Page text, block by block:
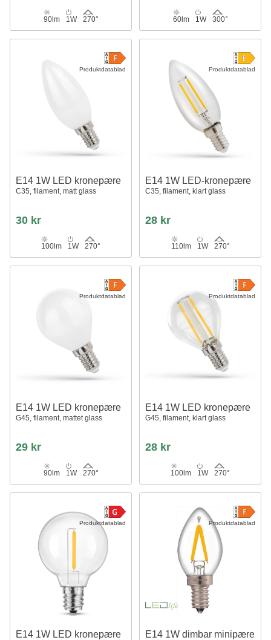
90lm 1W 270° 60lm 1W 300°
Produktdatablad
E14 1W LED kronepære
C35, filament, matt glass
30 kr
100lm 1W 270°
Produktdatablad
E14 1W LED-kronepære
C35, filament, klart glass
28 kr
110lm 1W 270°
Produktdatablad
E14 1W LED kronepære
G45, filament, mattet glass
29 kr
90lm 1W 270°
Produktdatablad
E14 1W LED kronepære
G45, filament, klart glass
28 kr
100lm 1W 270°
Produktdatablad
E14 1W LED kronepære
Produktdatablad
E14 1W dimbar minipære